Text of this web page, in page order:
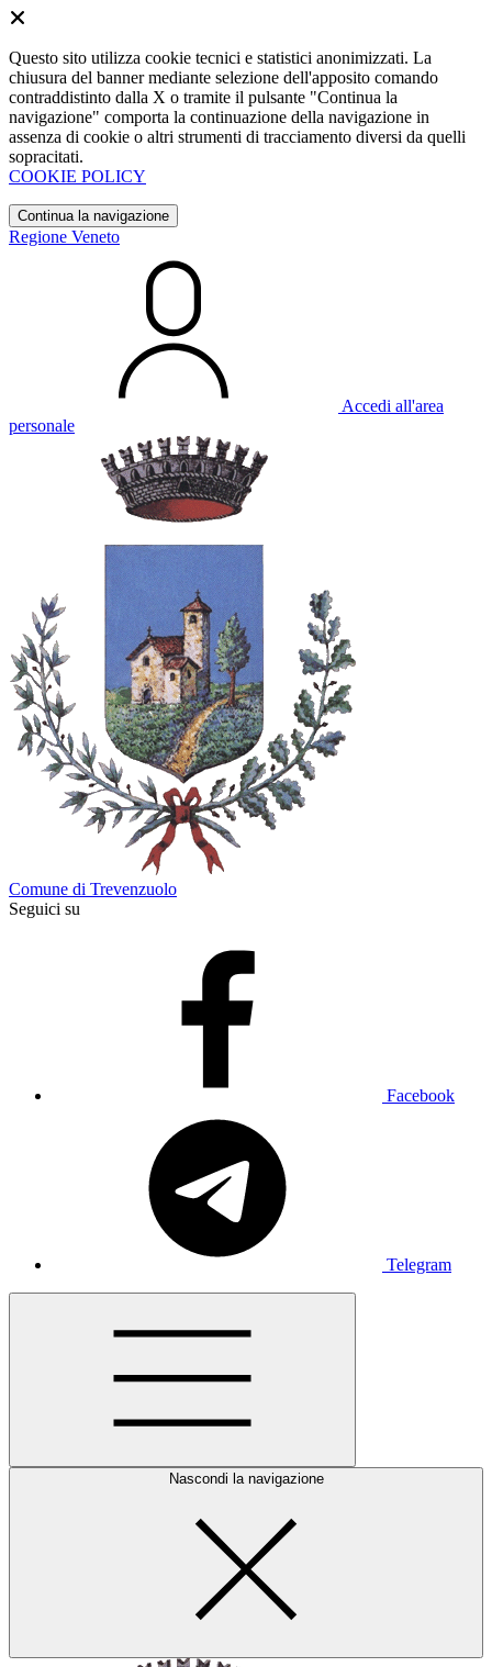
Questo sito utilizza cookie tecnici e statistici anonimizzati. La
chiusura del banner mediante selezione dell'apposito comando
contraddistinto dalla X o tramite il pulsante "Continua la
navigazione" comporta la continuazione della navigazione in
assenza di cookie o altri strumenti di tracciamento diversi da quelli
sopracitati.
COOKIE POLICY
Continua la navigazione
Regione Veneto
Accedi all'area
personale
Comune di Trevenzuolo
Seguici su
Facebook
Telegram
Nascondi la navigazione